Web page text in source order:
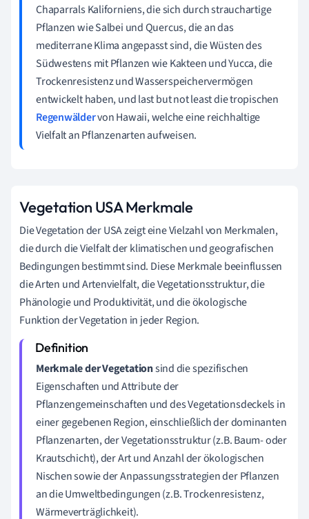
Chaparrals Kaliforniens, die sich durch strauchartige
Pflanzen wie Salbei und Quercus, die an das
mediterrane Klima angepasst sind, die Wüsten des
Südwestens mit Pflanzen wie Kakteen und Yucca, die
Trockenresistenz und Wasserspeichervermögen
entwickelt haben, und last but not least die tropischen
Regenwäldervon Hawaii, welche eine reichhaltige
Vielfalt an Pflanzenarten aufweisen.
Vegetation USA Merkmale
Die Vegetation der USA zeigt eine Vielzahl von Merkmalen,
die durch die Vielfalt der klimatischen und geografischen
Bedingungen bestimmt sind. Diese Merkmale beeinflussen
die Arten und Artenvielfalt, die Vegetationsstruktur, die
Phänologie und Produktivität, und die ökologische
Funktion der Vegetation in jeder Region.
Merkmale der Vegetationsind die spezifischen
Eigenschaften und Attribute der
Pflanzengemeinschaften und des Vegetationsdeckels in
einer gegebenen Region, einschließlich der dominanten
Pflanzenarten, der Vegetationsstruktur (z.B. Baum- oder
Krautschicht), der Art und Anzahl der ökologischen
Nischen sowie der Anpassungsstrategien der Pflanzen
an die Umweltbedingungen (z.B. Trockenresistenz,
Wärmeverträglichkeit).